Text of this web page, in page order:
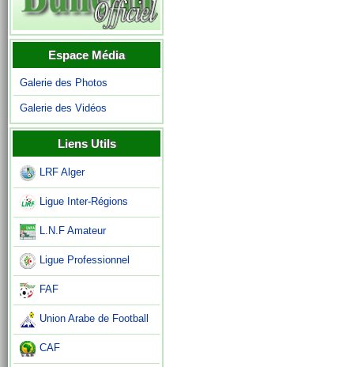
Espace Média
Galerie des Photos
Galerie des Vidéos
Liens Utils
LRF Alger
Ligue Inter-Régions
L.N.F Amateur
Ligue Professionnel
FAF
Union Arabe de Football
CAF